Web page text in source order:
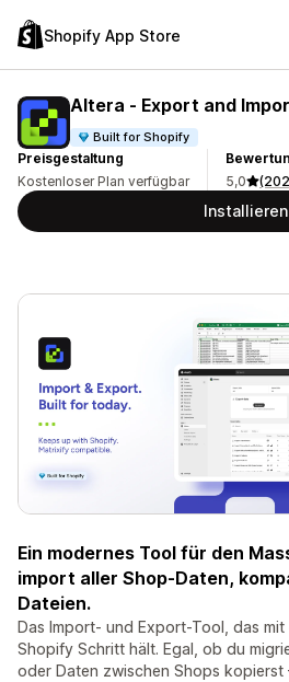
Shopify App Store
Altera ‑ Export and
Built for Shopify
Preisgestaltung
Kostenloser Plan verfügbar
5,0
Installieren
Ein modernes Tool für den
import aller Shop-Daten,
Dateien.
Das Import- und Export-Tool, das
Shopify Schritt hält. Egal, ob du
oder Daten zwischen Shops kopierst